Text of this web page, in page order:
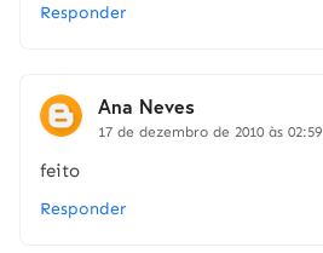
Responder
Ana Neves
17 de dezembro de 2010 às 02:59
feito
Responder